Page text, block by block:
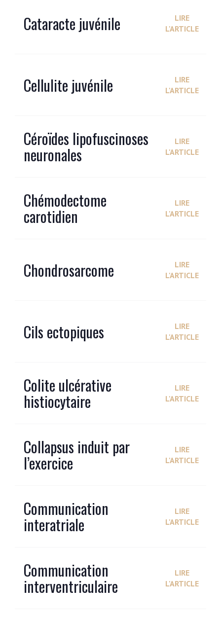
Cataracte juvénile
LIRE
L'ARTICLE
Cellulite juvénile
LIRE
L'ARTICLE
Céroïdes lipofuscinoses
neuronales
LIRE
L'ARTICLE
Chémodectome
carotidien
LIRE
L'ARTICLE
Chondrosarcome
LIRE
L'ARTICLE
Cils ectopiques
LIRE
L'ARTICLE
Colite ulcérative
histiocytaire
LIRE
L'ARTICLE
Collapsus induit par
l’exercice
LIRE
L'ARTICLE
Communication
interatriale
LIRE
L'ARTICLE
Communication
interventriculaire
LIRE
L'ARTICLE